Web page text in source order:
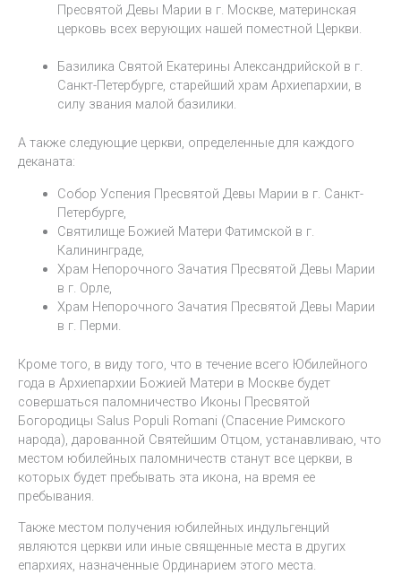
Пресвятой Девы Марии в г. Москве, материнская
церковь всех верующих нашей поместной Церкви.
Базилика Святой Екатерины Александрийской в г.
Санкт-Петербурге, старейший храм Архиепархии, в
силу звания малой базилики.
А также следующие церкви, определенные для каждого
деканата:
Собор Успения Пресвятой Девы Марии в г. Санкт-
Петербурге,
Святилище Божией Матери Фатимской в г.
Калининграде,
Храм Непорочного Зачатия Пресвятой Девы Марии
в г. Орле,
Храм Непорочного Зачатия Пресвятой Девы Марии
в г. Перми.
Кроме того, в виду того, что в течение всего Юбилейного
года в Архиепархии Божией Матери в Москве будет
совершаться паломничество Иконы Пресвятой
Богородицы Salus Populi Romani (Спасение Римского
народа), дарованной Святейшим Отцом, устанавливаю, что
местом юбилейных паломничеств станут все церкви, в
которых будет пребывать эта икона, на время ее
пребывания.
Также местом получения юбилейных индульгенций
являются церкви или иные священные места в других
епархиях, назначенные Ординарием этого места.